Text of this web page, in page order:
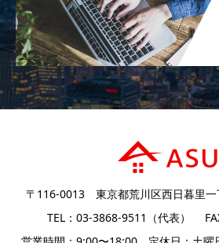
〒116-0013 東京都荒川区西日暮里一
TEL：03-3868-9511（代表）